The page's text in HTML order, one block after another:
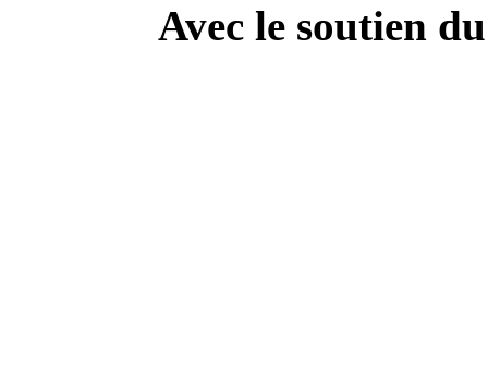
Avec le soutien